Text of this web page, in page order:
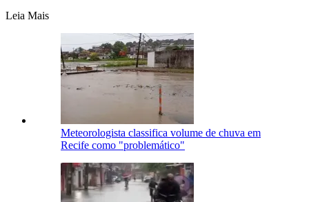
Leia Mais
Meteorologista classifica volume de chuva em
Recife como "problemático"